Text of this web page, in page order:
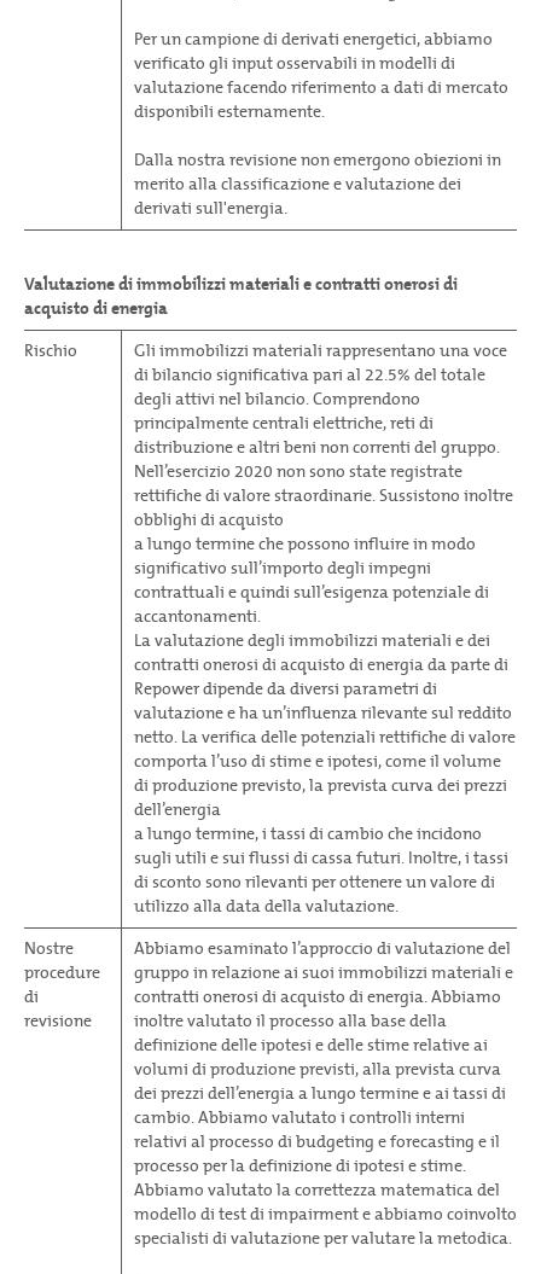
Per un campione di derivati energetici, abbiamo
verificato gli input osservabili in modelli di
valutazione facendo riferimento a dati di mercato
disponibili esternamente.
Dalla nostra revisione non emergono obiezioni in
merito alla classificazione e valutazione dei
derivati sull'energia.
Valutazione di immobilizzi materiali e contratti onerosi di
acquisto di energia
Rischio
Gli immobilizzi materiali rappresentano una voce
di bilancio significativa pari al 22.5% del totale
degli attivi nel bilancio. Comprendono
principalmente centrali elettriche, reti di
distribuzione e altri beni non correnti del gruppo.
Nell’esercizio 2020 non sono state registrate
rettifiche di valore straordinarie. Sussistono inoltre
obblighi di acquisto
a lungo termine che possono influire in modo
significativo sull’importo degli impegni
contrattuali e quindi sull’esigenza potenziale di
accantonamenti.
La valutazione degli immobilizzi materiali e dei
contratti onerosi di acquisto di energia da parte di
Repower dipende da diversi parametri di
valutazione e ha un’influenza rilevante sul reddito
netto. La verifica delle potenziali rettifiche di valore
comporta l’uso di stime e ipotesi, come il volume
di produzione previsto, la prevista curva dei prezzi
dell’energia
a lungo termine, i tassi di cambio che incidono
sugli utili e sui flussi di cassa futuri. Inoltre, i tassi
di sconto sono rilevanti per ottenere un valore di
utilizzo alla data della valutazione.
Nostre
procedure
di
revisione
Abbiamo esaminato l’approccio di valutazione del
gruppo in relazione ai suoi immobilizzi materiali e
contratti onerosi di acquisto di energia. Abbiamo
inoltre valutato il processo alla base della
definizione delle ipotesi e delle stime relative ai
volumi di produzione previsti, alla prevista curva
dei prezzi dell’energia a lungo termine e ai tassi di
cambio. Abbiamo valutato i controlli interni
relativi al processo di budgeting e forecasting e il
processo per la definizione di ipotesi e stime.
Abbiamo valutato la correttezza matematica del
modello di test di impairment e abbiamo coinvolto
specialisti di valutazione per valutare la metodica.